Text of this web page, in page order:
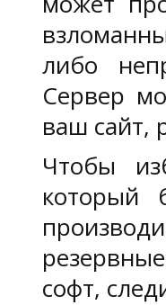
либо
Сервер
ваш сайт,
Чтобы
который
софт,